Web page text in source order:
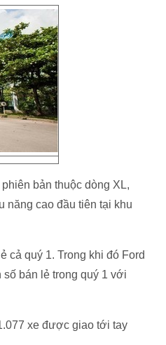
bản thuộc dòng XL,
năng cao đầu tiên tại khu
cả quý 1. Trong khi đó Ford
bán lẻ trong quý 1 với
xe được giao tới tay